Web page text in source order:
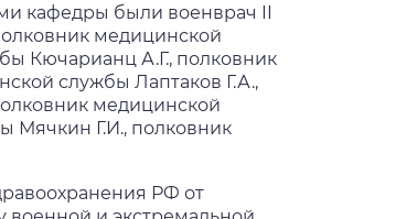
кафедры были военврач II
медицинской
Кючарианц А.Г., полковник
службы Лаптаков Г.А.,
медицинской
Мячкин Г.И., полковник
РФ от